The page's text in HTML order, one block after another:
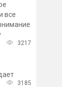
все
3217
3185